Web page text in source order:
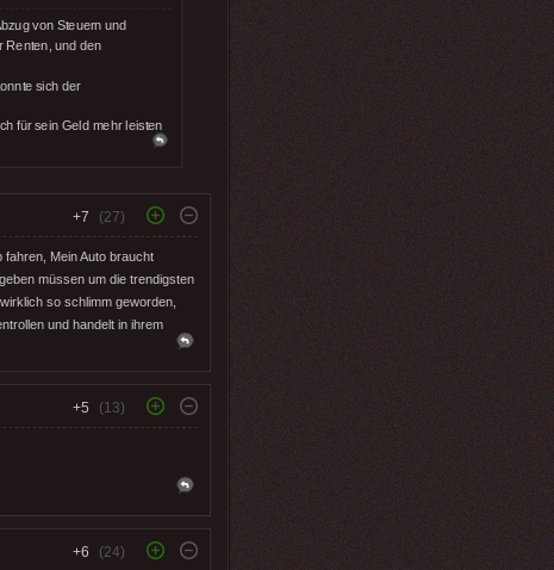
von Steuern und
Renten, und den
sich der
für sein Geld mehr leisten
+7 (27)
Mein Auto braucht
müssen um die trendigsten
so schlimm geworden,
und handelt in ihrem
+5 (13)
+6 (24)